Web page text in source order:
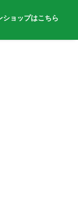
ショップはこちら